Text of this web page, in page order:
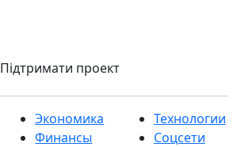
Підтримати проект
Экономика
Финансы
Технологии
Соцсети